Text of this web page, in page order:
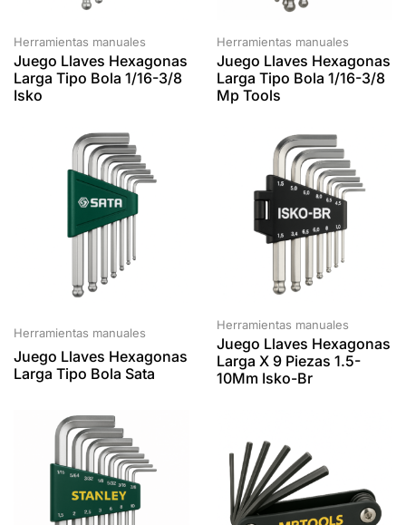
Herramientas manuales
Juego Llaves Hexagonas
Larga Tipo Bola 1/16-3/8
Isko
Herramientas manuales
Juego Llaves Hexagonas
Larga Tipo Bola 1/16-3/8
Mp Tools
Herramientas manuales
Juego Llaves Hexagonas
Larga Tipo Bola Sata
Herramientas manuales
Juego Llaves Hexagonas
Larga X 9 Piezas 1.5-
10Mm Isko-Br